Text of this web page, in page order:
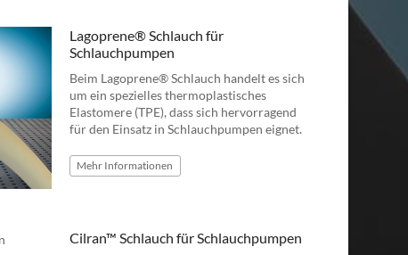
Lagoprene® Schlauch für
Schlauchpumpen
Beim Lagoprene® Schlauch handelt es sich
um ein spezielles thermoplastisches
Elastomere (TPE), dass sich hervorragend
für den Einsatz in Schlauchpumpen eignet.
Mehr Informationen
Cilran™ Schlauch für Schlauchpumpen